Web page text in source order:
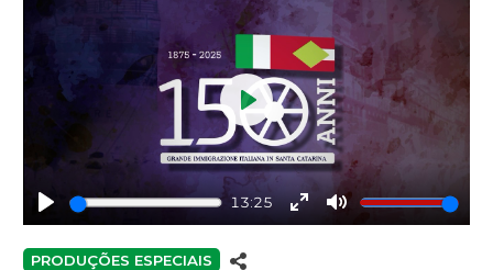
Play
13:25
EnterMute
Play
PRODUÇÕES ESPECIAIS